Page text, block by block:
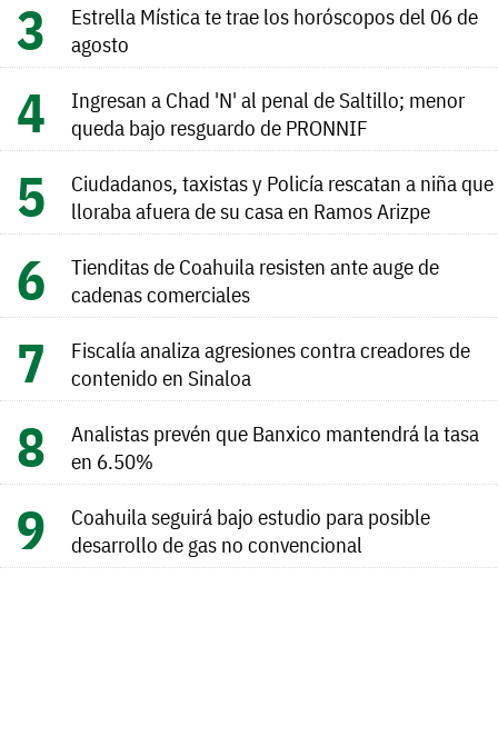
Estrella Mística te trae los horóscopos del 06 de
agosto
Ingresan a Chad 'N' al penal de Saltillo; menor
queda bajo resguardo de PRONNIF
Ciudadanos, taxistas y Policía rescatan a niña que
lloraba afuera de su casa en Ramos Arizpe
Tienditas de Coahuila resisten ante auge de
cadenas comerciales
Fiscalía analiza agresiones contra creadores de
contenido en Sinaloa
Analistas prevén que Banxico mantendrá la tasa
en 6.50%
Coahuila seguirá bajo estudio para posible
desarrollo de gas no convencional